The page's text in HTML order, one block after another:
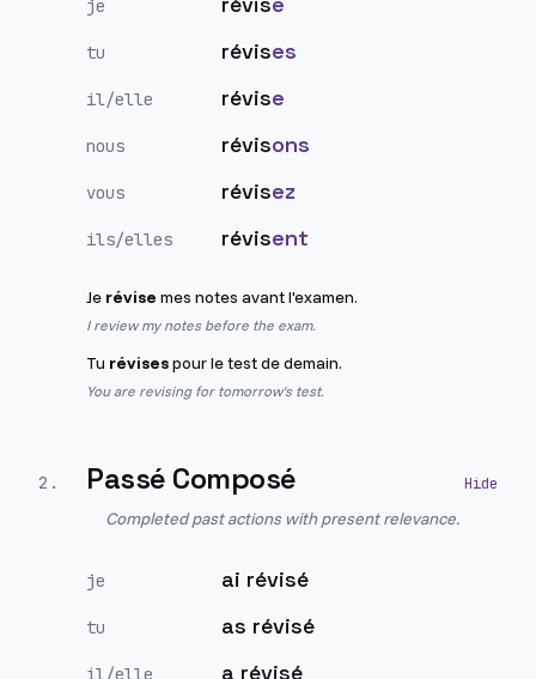
je
tu révises
il/elle révise
nous révisons
vous révisez
ils/elles révisent
Je révise mes notes avant l'examen.
I review my notes before the exam.
Tu révisespour le test de demain.
You are revising for tomorrow's test.
2 . Passé Composé
Completed past actions with present relevance.
je ai révisé
tu as révisé
il/elle a révisé